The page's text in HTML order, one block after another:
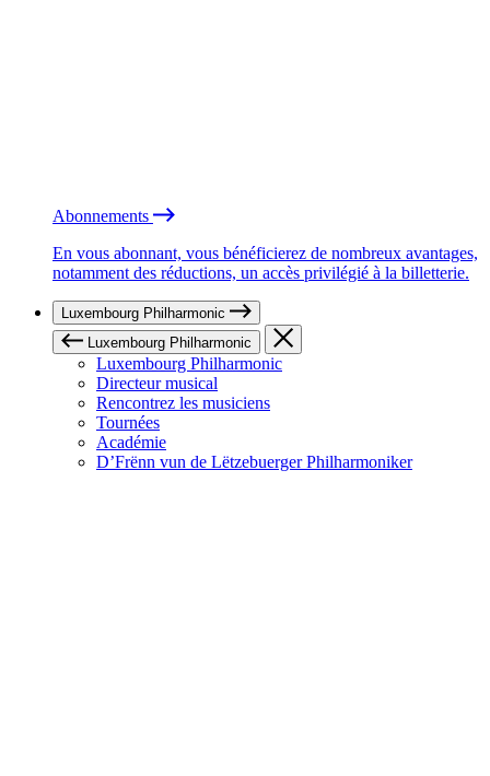
Abonnements
En vous abonnant, vous bénéficierez de nombreux avantages,
notamment des réductions, un accès privilégié à la billetterie.
Luxembourg Philharmonic
Luxembourg Philharmonic
Luxembourg Philharmonic
Directeur musical
Rencontrez les musiciens
Tournées
Académie
D’Frënn vun de Lëtzebuerger Philharmoniker